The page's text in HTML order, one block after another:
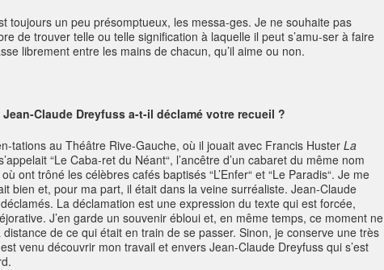
toujours un peu présomptueux, les messa-ges. Je ne souhaite pas
de trouver telle ou telle signification à laquelle il peut s’amu-ser à faire
librement entre les mains de chacun, qu’il aime ou non.
Claude Dreyfuss a-t-il déclamé votre recueil ?
tations au Théâtre Rive-Gauche, où il jouait avec Francis Huster La
“Le Caba-ret du Néant“, l’ancêtre d’un cabaret du même nom
ont trôné les célèbres cafés baptisés “L’Enfer“ et “Le Paradis“. Je me
bien et, pour ma part, il était dans la veine surréaliste. Jean-Claude
La déclamation est une expression du texte qui est forcée,
J’en garde un souvenir ébloui et, en même temps, ce moment ne
de ce qui était en train de se passer. Sinon, je conserve une très
venu découvrir mon travail et envers Jean-Claude Dreyfuss qui s’est